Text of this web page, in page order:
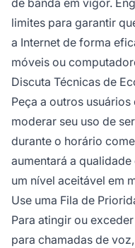
limites para garantir
a Internet de forma
móveis ou
Discuta Técnicas de
Peça a outros
moderar seu uso de
durante o horário
aumentará a
um nível aceitável em
Use uma Fila de
Para atingir ou
para chamadas de